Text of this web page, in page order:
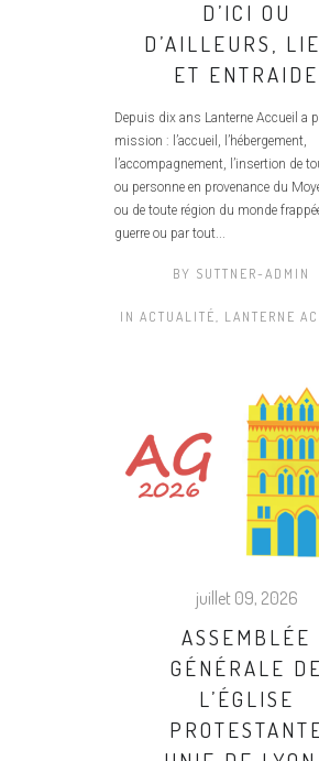
D’ICI OU
D’AILLEURS,
ET ENTRAIDE
Depuis dix ans Lanterne Accueil a
mission : l’accueil, l’hébergement,
l’accompagnement, l’insertion de
ou personne en provenance du
ou de toute région du monde
guerre ou par tout...
BY SUTTNER-ADMIN
IN ACTUALITÉ LANTERNE
juillet 09, 2026
ASSEMBLÉE
GÉNÉRALE DE
L’ÉGLISE